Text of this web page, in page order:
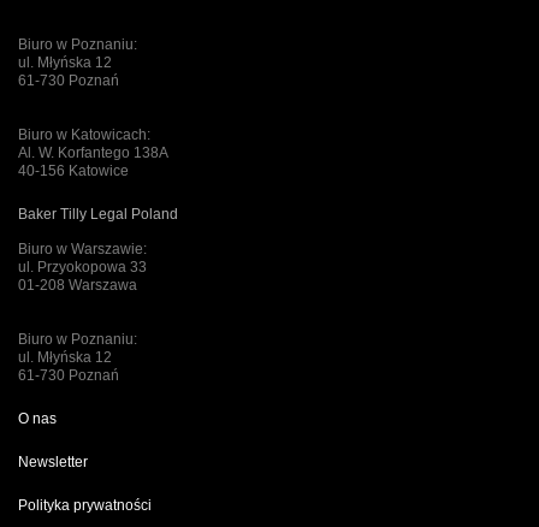
Biuro w Poznaniu:
ul. Młyńska 12
61-730 Poznań
Biuro w Katowicach:
Al. W. Korfantego 138A
40-156 Katowice
Baker Tilly Legal Poland
Biuro w Warszawie:
ul. Przyokopowa 33
01-208 Warszawa
Biuro w Poznaniu:
ul. Młyńska 12
61-730 Poznań
O nas
Newsletter
Polityka prywatności